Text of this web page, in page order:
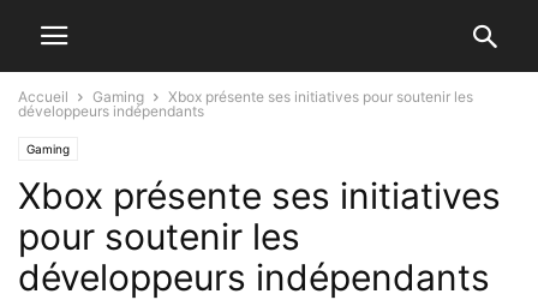
Accueil Gaming
Xbox présente ses initiatives pour soutenir les
développeurs indépendants
Gaming
Xbox présente ses initiatives
pour soutenir les
développeurs indépendants